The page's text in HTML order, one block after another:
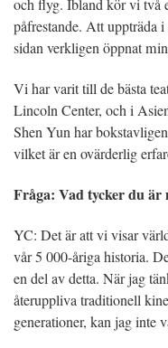
och flyg. Ibland kör vi två
påfrestande. Att uppträda
sidan verkligen öppnat
Vi har varit till de bästa
Lincoln Center, och i
Shen Yun har
vilket är en ovärderlig
Fråga: Vad tycker du är
YC: Det är att vi visar
vår 5 000-åriga historia.
en del av detta. När jag
återuppliva traditionell
generationer, kan jag inte